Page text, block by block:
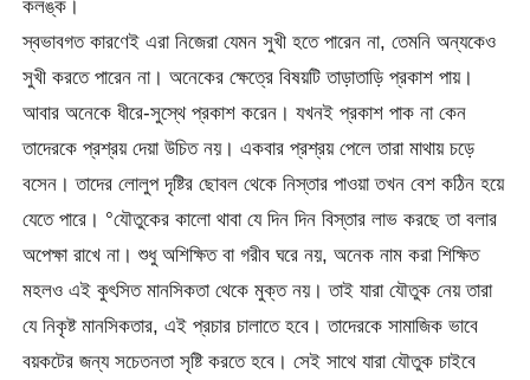
কলঙ্ক।
স্বভাবগত কারণেই এরা নিজেরা যেমন সুখী হতে পারেন না, তেমনি অন্যকেও
সুখী করতে পারেন না। অনেকের ক্ষেত্রে বিষয়টি তাড়াতাড়ি প্রকাশ পায়।
আবার অনেকে ধীরে-সুস্থে প্রকাশ করেন। যখনই প্রকাশ পাক না কেন
তাদেরকে প্রশ্রয় দেয়া উচিত নয়। একবার প্রশ্রয় পেলে তারা মাথায় চড়ে
বসেন। তাদের লোলুপ দৃষ্টির ছোবল থেকে নিস্তার পাওয়া তখন বেশ কঠিন হয়ে
যেতে পারে। °যৌতুকের কালো থাবা যে দিন দিন বিস্তার লাভ করছে তা বলার
অপেক্ষা রাখে না। শুধু অশিক্ষিত বা গরীব ঘরে নয়, অনেক নাম করা শিক্ষিত
মহলও এই কুৎসিত মানসিকতা থেকে মুক্ত নয়। তাই যারা যৌতুক নেয় তারা
যে নিকৃষ্ট মানসিকতার, এই প্রচার চালাতে হবে। তাদেরকে সামাজিক ভাবে
বয়কটের জন্য সচেতনতা সৃষ্টি করতে হবে। সেই সাথে যারা যৌতুক চাইবে